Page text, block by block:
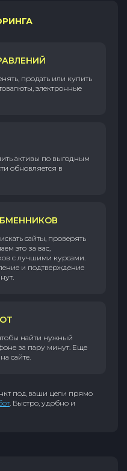
продать или купить
электронные
активы по выгодным
обновляется в
сайты, проверять
это за вас,
с лучшими курсами.
и подтверждение
найти нужный
за пару минут. Еще
сайте.
под ваши цели прямо
. Быстро, удобно и